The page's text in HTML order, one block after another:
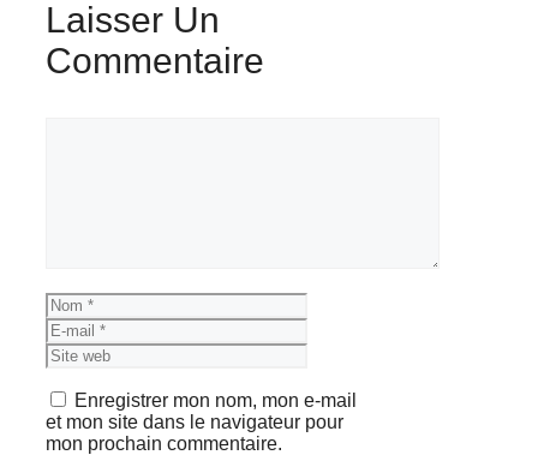
Laisser Un
Commentaire
Nom
mail
web
Enregistrer mon nom, mon e-mail
et mon site dans le navigateur pour
mon prochain commentaire.